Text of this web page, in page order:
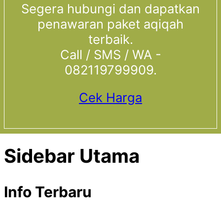
Segera hubungi dan dapatkan
penawaran paket aqiqah
terbaik.
Call / SMS / WA -
082119799909.
Cek Harga
Sidebar Utama
Info Terbaru